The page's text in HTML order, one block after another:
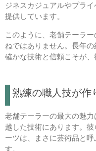
ジネスカジュアルやプラ
提供しています。
このように、老舗テーラ
ねではありません。長年
確かな技術と信頼こそが、
熟練の職人技が作
老舗テーラーの最大の魅
越した技術にあります。
ーツは、まさに芸術品と
す。